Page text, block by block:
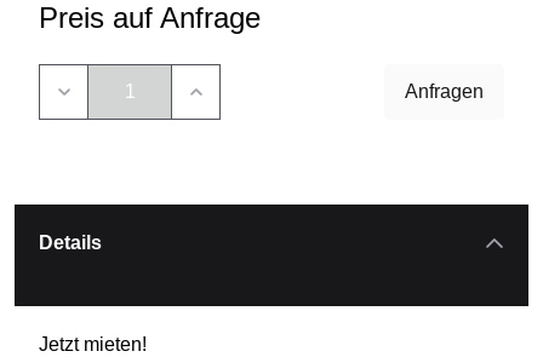
Preis auf Anfrage
Anfragen
Details
Jetzt mieten!